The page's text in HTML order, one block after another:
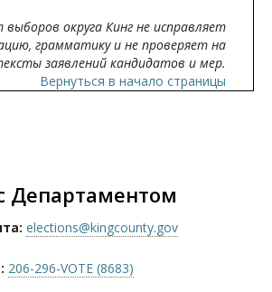
округа Кинг не исправляет
грамматику и не проверяет на
заявлений кандидатов и мер.
Вернуться в начало страницы
Департаментом
elections@kingcounty.gov
206-296-VOTE (8683)